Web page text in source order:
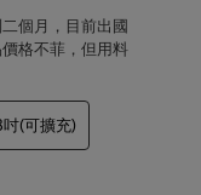
個月，目前出國
格不菲，但用料
(可擴充)